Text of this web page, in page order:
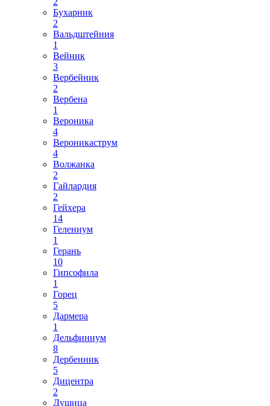
Бухарник
2
Вальдштейния
1
Вейник
3
Вербейник
2
Вербена
1
Вероника
4
Вероникаструм
4
Волжанка
2
Гайлардия
2
Гейхера
14
Гелениум
1
Герань
10
Гипсофила
1
Горец
5
Дармера
1
Дельфиниум
8
Дербенник
5
Дицентра
2
Душица